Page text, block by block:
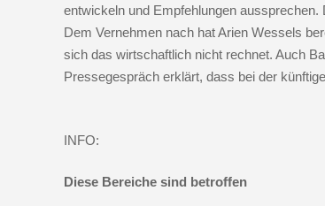
entwickeln und Empfehlungen
Dem Vernehmen nach hat Arien Wessels
sich das wirtschaftlich nicht rechnet. Auch
Pressegespräch erklärt, dass bei der
INFO:
Diese Bereiche sind betroffen